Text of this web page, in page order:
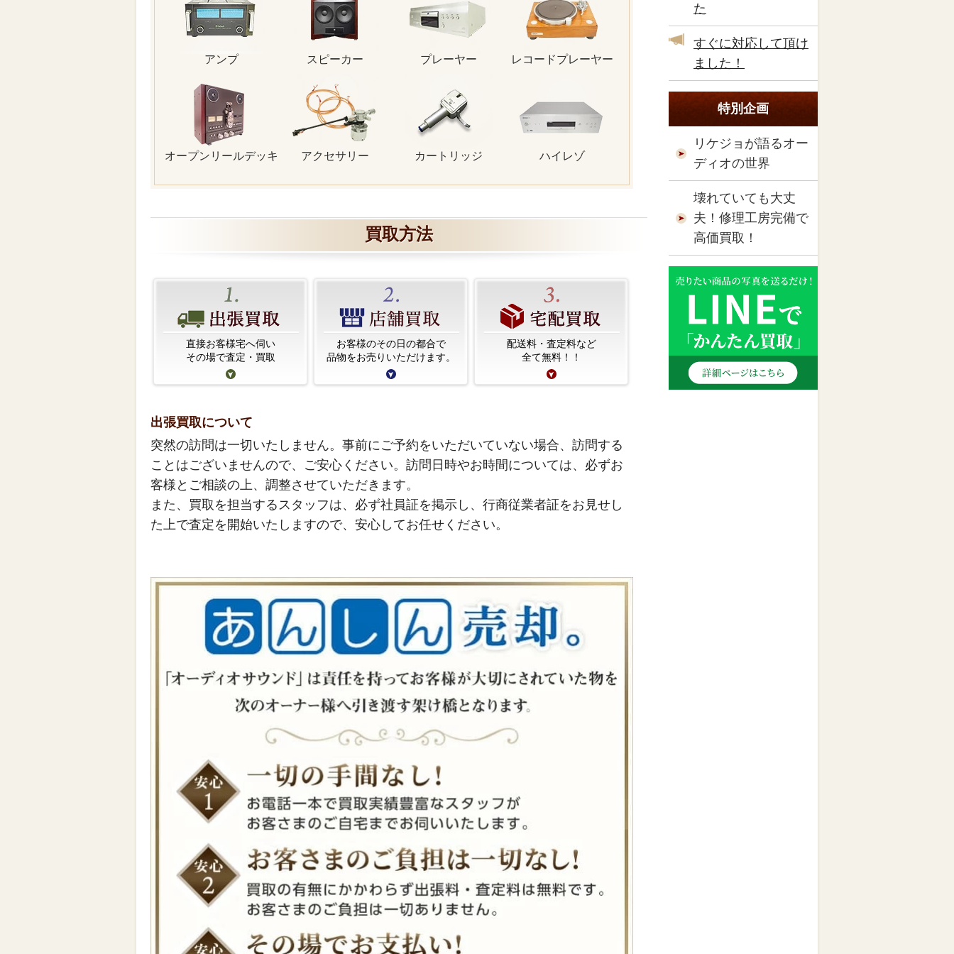
アンプ スピーカー プレーヤー レコードプレーヤー
オープンリールデッキ アクセサリー カートリッジ ハイレゾ
買取方法
直接お客様宅へ伺い
その場で査定・買取
お客様のその日の都合で
品物をお売りいただけます。
配送料・査定料など
全て無料！！
出張買取について
突然の訪問は一切いたしません。事前にご予約をいただいていない場合、訪問する
ことはございませんので、ご安心ください。訪問日時やお時間については、必ずお
客様とご相談の上、調整させていただきます。
また、買取を担当するスタッフは、必ず社員証を掲示し、行商従業者証をお見せし
た上で査定を開始いたしますので、安心してお任せください。
た
すぐに対応して頂け
ました！
特別企画
リケジョが語るオー
ディオの世界
壊れていても大丈
夫！修理工房完備で
高価買取！